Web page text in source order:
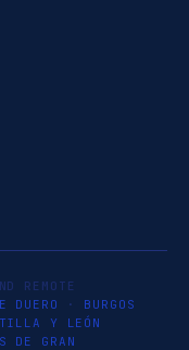
REMOTE
DUERO · BURGOS
Y LEÓN
DE GRAN